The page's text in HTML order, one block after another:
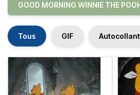
GOOD MORNING WINNIE THE
Tous GIF